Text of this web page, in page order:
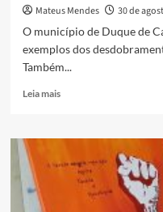
Mateus Mendes 30 de
O município de Duque de
exemplos dos
Também...
Leia maisRead
Duque
Caxias:
dimensão